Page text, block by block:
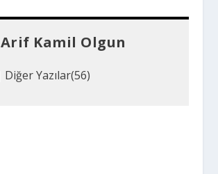
Arif Kamil Olgun
Diğer Yazılar(56)